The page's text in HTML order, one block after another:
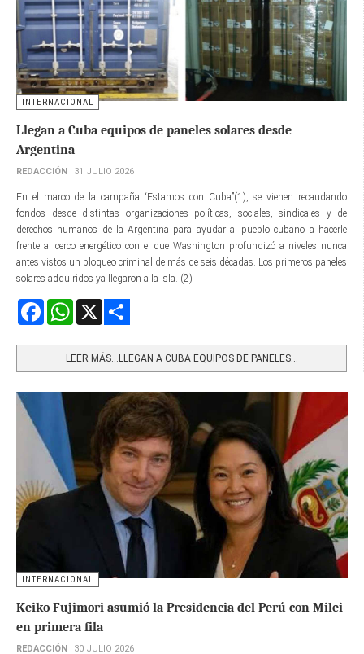
INTERNACIONAL
Llegan a Cuba equipos de paneles solares desde
Argentina
REDACCIÓN 31 JULIO 2026
En el marco de la campaña “Estamos con Cuba”(1), se vienen recaudando
fondos desde distintas organizaciones políticas, sociales, sindicales y de
derechos humanos de la Argentina para ayudar al pueblo cubano a hacerle
frente al cerco energético con el que Washington profundizó a niveles nunca
antes vistos un bloqueo criminal de más de seis décadas. Los primeros paneles
solares adquiridos ya llegaron a la Isla. (2)
FacebookWhatsApp
LEER MÁS…LLEGAN A CUBA EQUIPOS DE PANELES...
INTERNACIONAL
Keiko Fujimori asumió la Presidencia del Perú con Milei
en primera fila
REDACCIÓN 30 JULIO 2026